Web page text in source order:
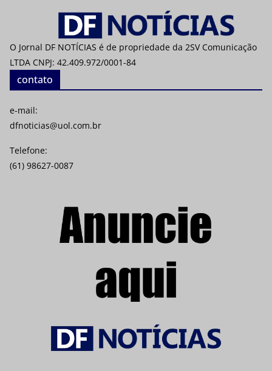
O Jornal DF NOTÍCIAS é de propriedade da 2SV Comunicação
LTDA CNPJ: 42.409.972/0001-84
contato
e-mail:
dfnoticias@uol.com.br
Telefone:
(61) 98627-0087